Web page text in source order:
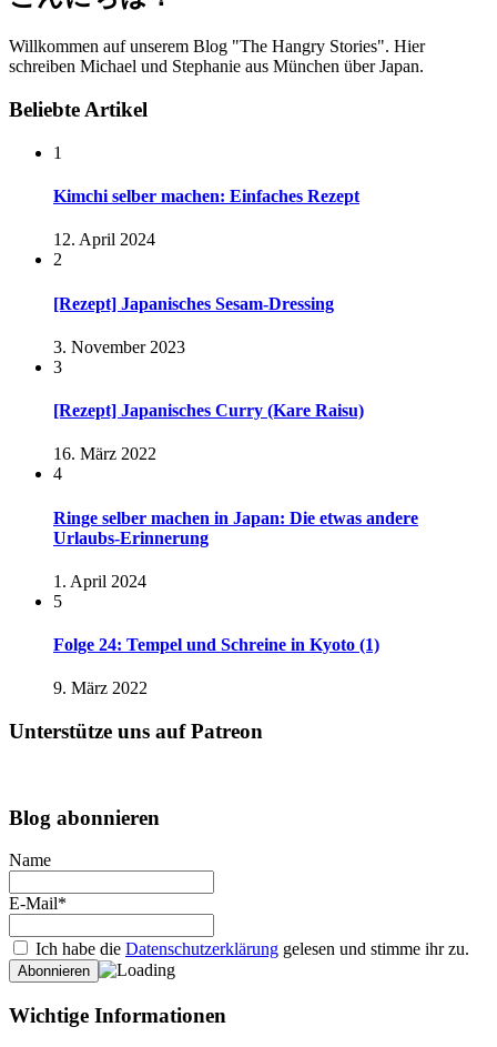
Willkommen auf unserem Blog "The Hangry Stories". Hier
schreiben Michael und Stephanie aus München über Japan.
Beliebte Artikel
1
Kimchi selber machen: Einfaches Rezept
12. April 2024
2
[Rezept] Japanisches Sesam-Dressing
3. November 2023
3
[Rezept] Japanisches Curry (Kare Raisu)
16. März 2022
4
Ringe selber machen in Japan: Die etwas andere
Urlaubs-Erinnerung
1. April 2024
5
Folge 24: Tempel und Schreine in Kyoto (1)
9. März 2022
Unterstütze uns auf Patreon
Blog abonnieren
Name
E-Mail*
Ich habe die Datenschutzerklärung gelesen und stimme ihr zu.
Wichtige Informationen